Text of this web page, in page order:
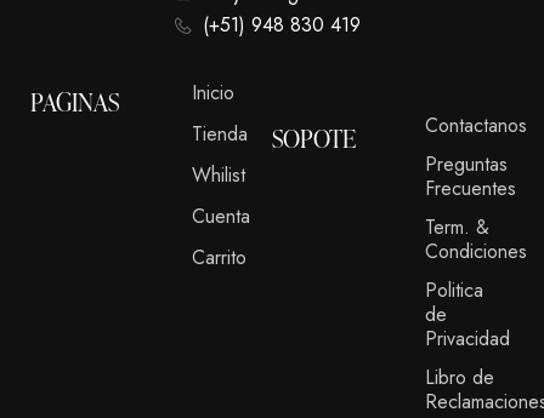
(+51) 948 830 419
PAGINAS
Inicio
Tienda
Whilist
Cuenta
Carrito
SOPOTE
Contactanos
Preguntas
Frecuentes
Term. &
Condiciones
Politica
de
Privacidad
Libro de